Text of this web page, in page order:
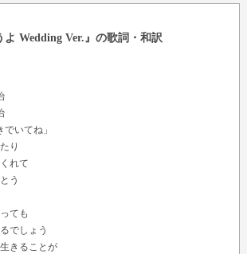
よ Wedding Ver.』の歌詞・和訳
でいてね」
り
れて
う
ても
でしょう
きることが